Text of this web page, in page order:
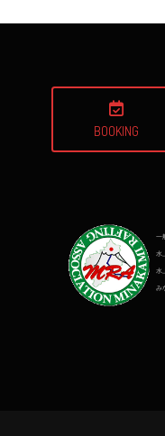
BOOKING
一
水
水
み